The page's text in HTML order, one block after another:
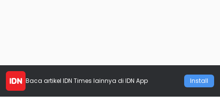
Baca artikel IDN Times lainnya di IDN App Install